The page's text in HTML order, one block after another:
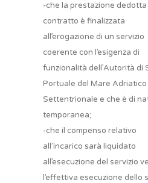
-che la prestazione dedotta
contratto è finalizzata
all’erogazione di un servizio
coerente con l’esigenza di
funzionalità dell’Autorità di
Portuale del Mare Adriatico
Settentrionale e che è di
temporanea;
-che il compenso relativo
all’incarico sarà liquidato
all’esecuzione del servizio
l’effettiva esecuzione dello